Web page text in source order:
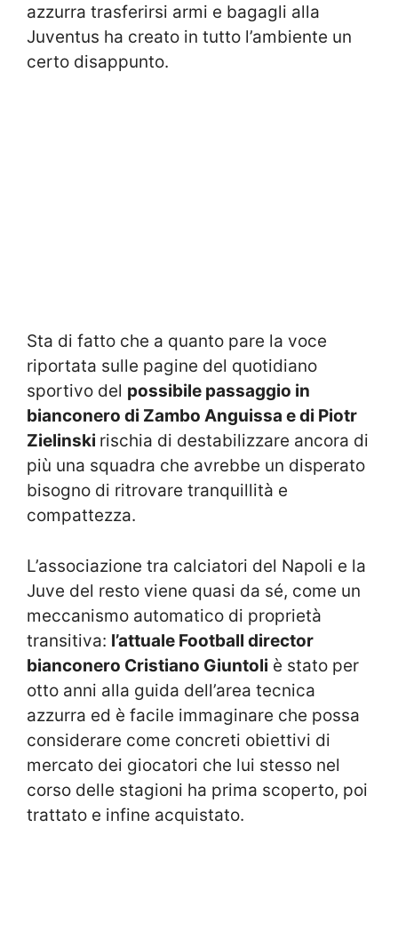
azzurra trasferirsi armi e bagagli alla
Juventus ha creato in tutto l’ambiente un
certo disappunto.
Sta di fatto che a quanto pare la voce
riportata sulle pagine del quotidiano
sportivo del possibile passaggio in
bianconero di Zambo Anguissa e di Piotr
Zielinski rischia di destabilizzare ancora di
più una squadra che avrebbe un disperato
bisogno di ritrovare tranquillità e
compattezza.
L’associazione tra calciatori del Napoli e la
Juve del resto viene quasi da sé, come un
meccanismo automatico di proprietà
transitiva: l’attuale Football director
bianconero Cristiano Giuntoli è stato per
otto anni alla guida dell’area tecnica
azzurra ed è facile immaginare che possa
considerare come concreti obiettivi di
mercato dei giocatori che lui stesso nel
corso delle stagioni ha prima scoperto, poi
trattato e infine acquistato.